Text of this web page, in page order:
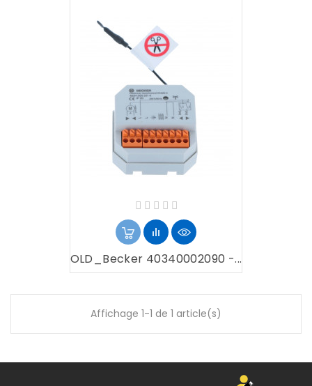
OLD_Becker 40340002090 -...
Affichage 1-1 de 1 article(s)